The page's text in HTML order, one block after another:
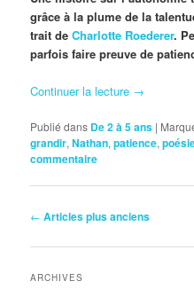
grâce à la plume de la
trait deCharlotte Roederer.
parfois faire preuve de
Continuer la lecture →
Publié dans De 2 à 5 ans |
grandir,Nathan,patience,
commentaire
Navigation
articles
← Articles plus anciens
ARCHIVES